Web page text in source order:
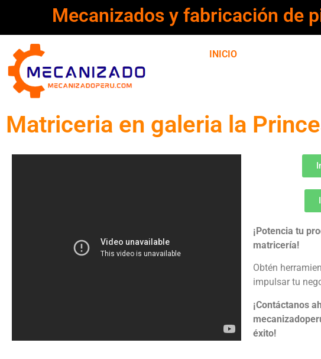
Mecanizados y fabricación de
INICIO
Matriceria en galeria la
¡Potencia tu
matricería!
Obtén
impulsar tu
¡Contáctanos
éxito!